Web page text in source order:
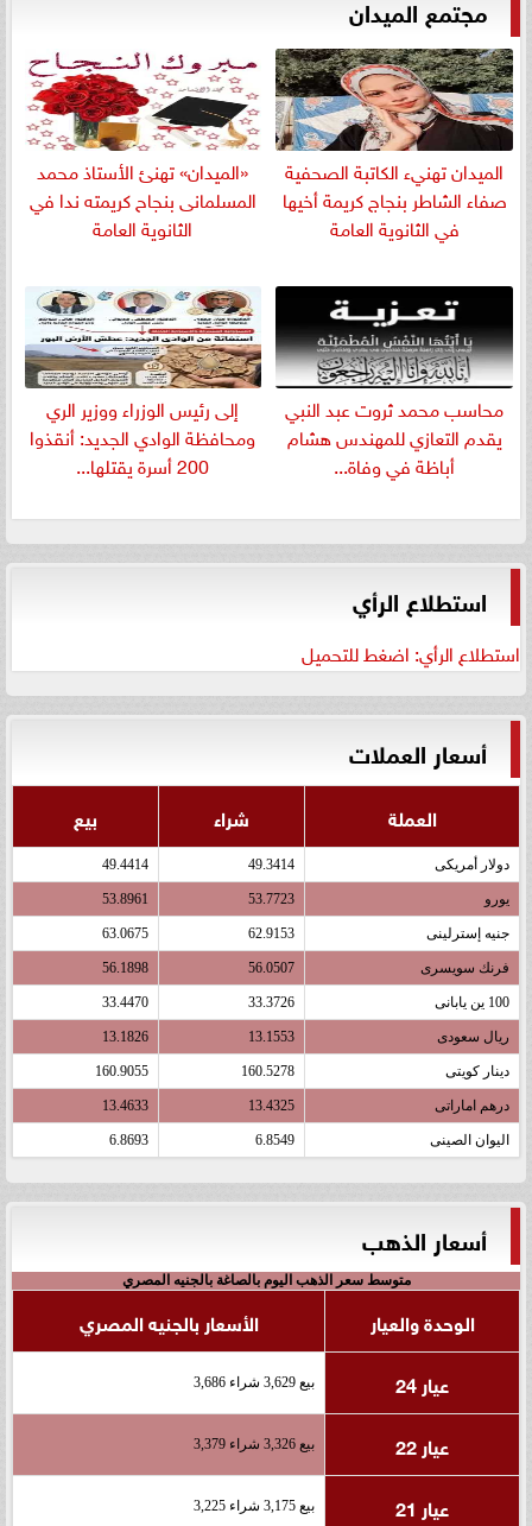
مجتمع الميدان
الميدان تهنيء الكاتبة الصحفية
صفاء الشاطر بنجاج كريمة أخيها
في الثانوية العامة
«الميدان» تهنئ الأستاذ محمد
المسلمانى بنجاح كريمته ندا في
الثانوية العامة
​محاسب محمد ثروت عبد النبي
يقدم التعازي للمهندس هشام
أباظة في وفاة...
إلى رئيس الوزراء ووزير الري
ومحافظة الوادي الجديد: أنقذوا
200 أسرة يقتلها...
استطلاع الرأي
استطلاع الرأي: اضغط للتحميل
أسعار العملات
العملة شراء بيع
دولار أمريكى 49.3414
49.4414
يورو 53.7723
53.8961
جنيه إسترلينى 62.9153
63.0675
فرنك سويسرى 56.0507
56.1898
100 ين يابانى 33.3726
33.4470
ريال سعودى 13.1553
13.1826
دينار كويتى 160.5278
160.9055
درهم اماراتى 13.4325
13.4633
اليوان الصينى 6.8549
6.8693
أسعار الذهب
متوسط سعر الذهب اليوم بالصاغة بالجنيه المصري
الوحدة والعيار
الأسعار بالجنيه المصري
عيار 24
بيع 3,629 شراء 3,686
عيار 22 بيع 3,326 شراء 3,379
عيار 21 بيع 3,175 شراء 3,225